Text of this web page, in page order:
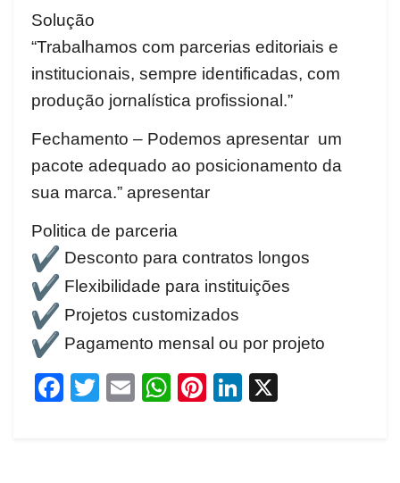
Solução
“Trabalhamos com parcerias editoriais e
institucionais, sempre identificadas, com
produção jornalística profissional.”
Fechamento – Podemos apresentar um
pacote adequado ao posicionamento da
sua marca.” apresentar
Politica de parceria
Desconto para contratos longos
Flexibilidade para instituições
Projetos customizados
Pagamento mensal ou por projeto
F
T
E
W Pi Li